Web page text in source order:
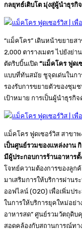
กลยุทธ์เติบโต มุ่งสู่ผู้นำธุรกิ
“แม็คโคร” เดินหน้าขยายส
2,000 ตารางเมตร ไปยังย่
ตัดริบบิ้นเปิด “แม็คโคร ฟูดเ
แบบที่ทันสมัย ชูจุดเด่นในกา
รองรับการขยายตัวของชุม
เป้าหมาย การเป็นผู้นำธุรกิ
แม็คโคร ฟูดเซอร์วิส สาขาพ
เป็นศูนย์รวมของแหล่งงาน
มีผู้ประกอบการร้านอาหาร
โจทย์ความต้องการของลูก
มาเสริมการให้บริการผ่าน
ออฟไลน์ (O2O) เพื่อเพิ่มป
ในการให้บริการยุคใหม่อย่า
อาหารสด” ศูนย์รวมวัตถุดิ
สอดคล้องกับสถานการณ์ทา